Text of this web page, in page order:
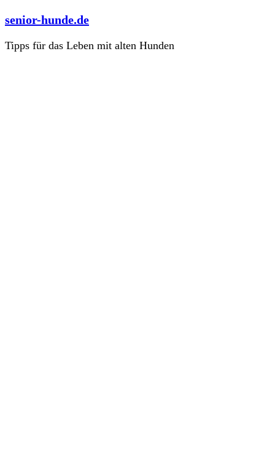
Zum
springen
senior-hunde.de
Tipps für das Leben mit alten Hunden